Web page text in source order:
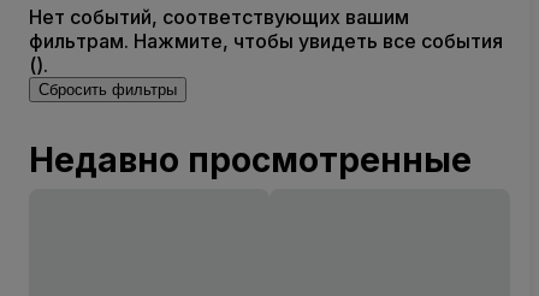
Нет событий, соответствующих вашим
фильтрам. Нажмите, чтобы увидеть все события
().
Сбросить фильтры
Недавно просмотренные